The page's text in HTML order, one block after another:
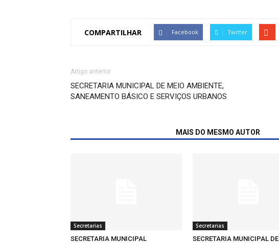
COMPARTILHAR Facebook Twitter
Artigo anterior
SECRETARIA MUNICIPAL DE MEIO AMBIENTE,
SANEAMENTO BÁSICO E SERVIÇOS URBANOS
MAIS DO MESMO AUTOR
Secretarias
SECRETARIA MUNICIPAL
Secretarias
SECRETARIA MUNICIPAL DE